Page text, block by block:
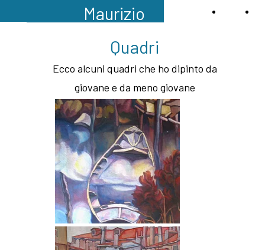
Maurizio
Home
Quadri
Ecco alcuni quadri che ho dipinto da
giovane e da meno giovane